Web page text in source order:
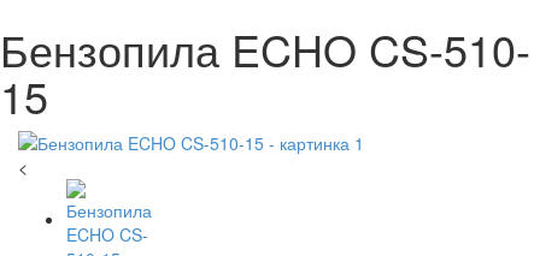
Бензопила ECHO CS-510-
15
<